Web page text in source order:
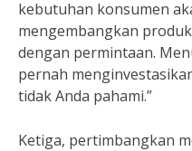
kebutuhan konsumen
mengembangkan
dengan permintaan.
pernah
tidak Anda pahami.”
Ketiga, pertimbangkan